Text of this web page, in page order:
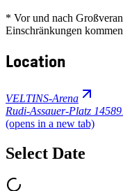
* Vor und nach
Einschränkungen
Location
VELTINS-Arena
Rudi-Assauer-Platz 1
(opens in a new tab)
Select Date